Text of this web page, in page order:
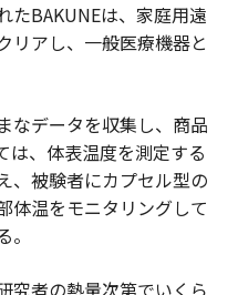
たBAKUNEは、家庭用遠
リアし、一般医療機器と
なデータを収集し、商品
は、体表温度を測定する
、被験者にカプセル型の
体温をモニタリングして
。